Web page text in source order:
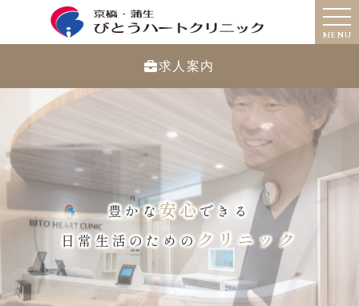
MENU
求人案内
豊かな安心できる
日常生活のためのクリニック